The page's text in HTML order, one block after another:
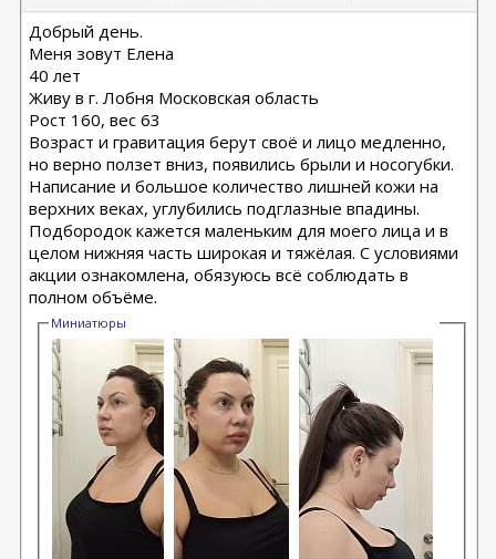
Добрый день.
Меня зовут Елена
40 лет
Живу в г. Лобня Московская область
Рост 160, вес 63
Возраст и гравитация берут своё и лицо медленно,
но верно ползет вниз, появились брыли и носогубки.
Написание и большое количество лишней кожи на
верхних веках, углубились подглазные впадины.
Подбородок кажется маленьким для моего лица и в
целом нижняя часть широкая и тяжёлая. С условиями
акции ознакомлена, обязуюсь всё соблюдать в
полном объёме.
Миниатюры